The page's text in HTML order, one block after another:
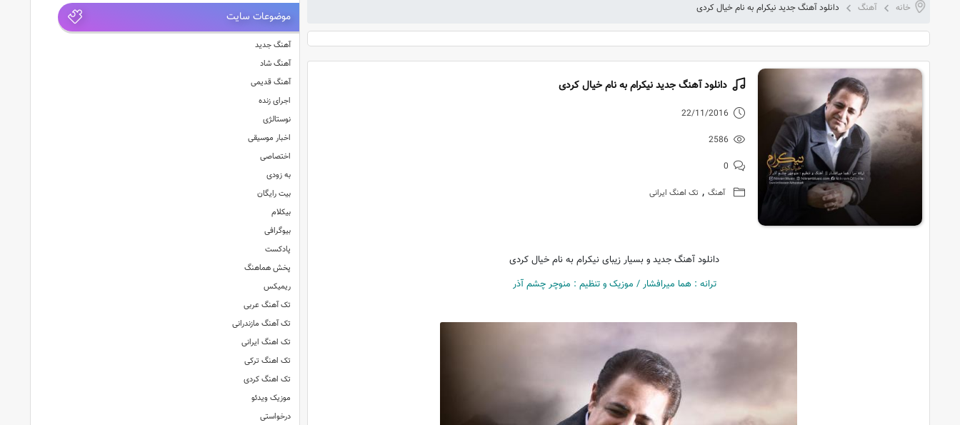
خانه آهنگ دانلود آهنگ جدید نیکرام به نام خیال کردی
دانلود آهنگ جدید نیکرام به نام خیال کردی
22/11/2016
2586
0
آهنگ , تک اهنگ ایرانی
دانلود آهنگ جدید و بسیار زیبای نیکرام به نام خیال کردی
ترانه : هما میرافشار / موزیک و تنظیم : منوچر چشم آذر
موضوعات سایت
آهنگ جدید
آهنگ شاد
آهنگ قدیمی
اجرای زنده
نوستالژی
اخبار موسیقی
اختصاصی
به زودی
بیت رایگان
بیکلام
بیوگرافی
پادکست
پخش هماهنگ
ریمیکس
تک آهنگ عربی
تک آهنگ مازندرانی
تک اهنگ ایرانی
تک اهنگ ترکی
تک اهنگ کردی
موزیک ویدئو
درخواستی